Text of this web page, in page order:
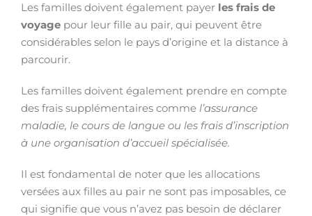
Les familles doivent également payer les frais de
voyage pour leur fille au pair, qui peuvent être
considérables selon le pays d’origine et la distance à
parcourir.
Les familles doivent également prendre en compte
des frais supplémentaires comme l’assurance
maladie, le cours de langue ou les frais d’inscription
à une organisation d’accueil spécialisée.
Il est fondamental de noter que les allocations
versées aux filles au pair ne sont pas imposables, ce
qui signifie que vous n’avez pas besoin de déclarer